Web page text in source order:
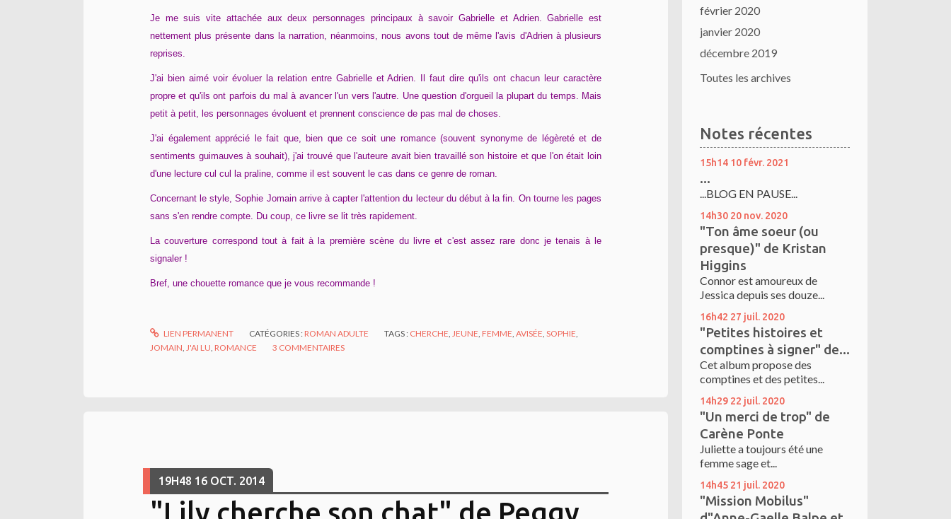
Je me suis vite attachée aux deux personnages principaux à savoir Gabrielle et Adrien. Gabrielle est
nettement plus présente dans la narration, néanmoins, nous avons tout de même l'avis d'Adrien à plusieurs
reprises.
J'ai bien aimé voir évoluer la relation entre Gabrielle et Adrien. Il faut dire qu'ils ont chacun leur caractère
propre et qu'ils ont parfois du mal à avancer l'un vers l'autre. Une question d'orgueil la plupart du temps. Mais
petit à petit, les personnages évoluent et prennent conscience de pas mal de choses.
J'ai également apprécié le fait que, bien que ce soit une romance (souvent synonyme de légèreté et de
sentiments guimauves à souhait), j'ai trouvé que l'auteure avait bien travaillé son histoire et que l'on était loin
d'une lecture cul cul la praline, comme il est souvent le cas dans ce genre de roman.
Concernant le style, Sophie Jomain arrive à capter l'attention du lecteur du début à la fin. On tourne les pages
sans s'en rendre compte. Du coup, ce livre se lit très rapidement.
La couverture correspond tout à fait à la première scène du livre et c'est assez rare donc je tenais à le
signaler !
Bref, une chouette romance que je vous recommande !
LIEN PERMANENT CATÉGORIES :ROMAN ADULTE TAGS : CHERCHE,JEUNE,FEMME,AVISÉE,SOPHIE,
JOMAIN, J'AI LU, ROMANCE 3 COMMENTAIRES
19H48 16 OCT. 2014
"Lily cherche son chat" de Peggy
février 2020
janvier 2020
décembre 2019
Toutes les archives
Notes récentes
15h14 10 févr. 2021
...
...BLOG EN PAUSE...
14h30 20 nov. 2020
"Ton âme soeur (ou
presque)" de Kristan
Higgins
Connor est amoureux de
Jessica depuis ses douze...
16h42 27 juil. 2020
"Petites histoires et
comptines à signer" de...
Cet album propose des
comptines et des petites...
14h29 22 juil. 2020
"Un merci de trop" de
Carène Ponte
Juliette a toujours été une
femme sage et...
14h45 21 juil. 2020
"Mission Mobilus"